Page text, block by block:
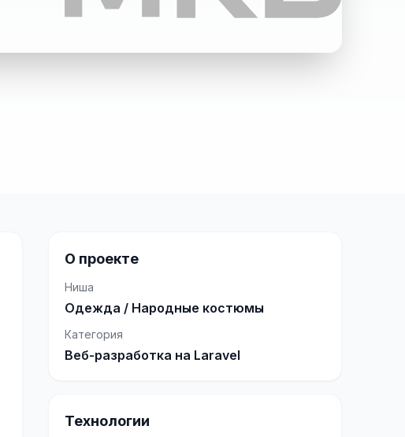
О проекте
Ниша
Одежда / Народные костюмы
Категория
Веб-разработка на Laravel
Технологии